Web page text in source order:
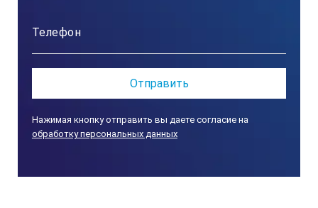
Комплект поставки ультразвукового
толщиномера TT100:
Нажимая кнопку отправить вы даете согласие на
обработку персональных данных